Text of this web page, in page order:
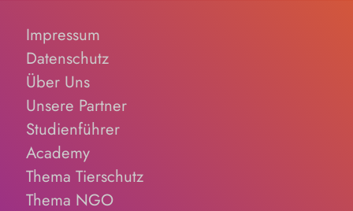
Impressum
Datenschutz
Über Uns
Unsere Partner
Studienführer
Academy
Thema Tierschutz
Thema NGO